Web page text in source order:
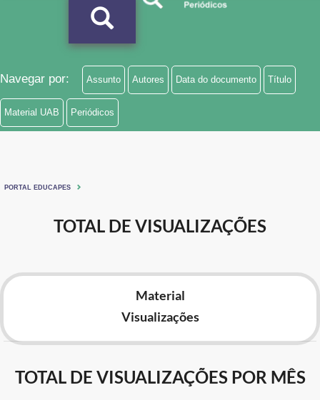
Navegar por: Assunto Autores Data do documento Título
Material UAB Periódicos
PORTAL EDUCAPES
TOTAL DE VISUALIZAÇÕES
Material
Visualizações
TOTAL DE VISUALIZAÇÕES POR MÊS